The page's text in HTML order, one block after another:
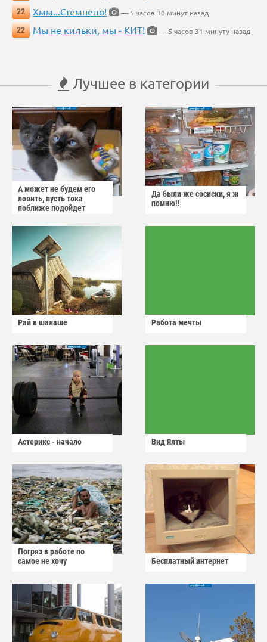
22
Хмм...Стемнело!
— 5 часов 30 минут назад
22
Мы не кильки, мы - КИТ! — 5 часов 31 минуту назад
Лучшее в категории
А может не будем его
ловить, пусть тока
поближе подойдет
Да были же сосиски, я ж
помню!!
Рай в шалаше Работа мечты
Астерикс - начало Вид Ялты
Погряз в работе по
самое не хочу
Бесплатный интернет